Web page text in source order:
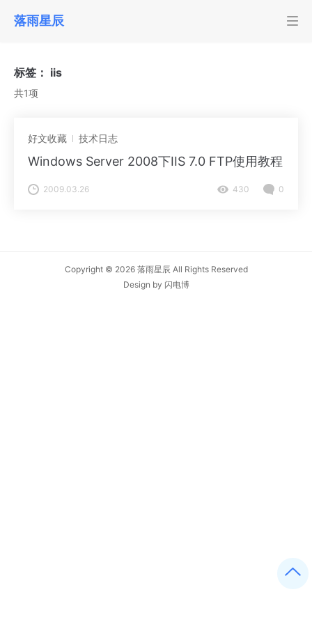
落雨星辰
标签： iis
共1项
好文收藏 技术日志
Windows Server 2008下IIS 7.0 FTP使用教程
2009.03.26 430 0
Copyright © 2026 落雨星辰 All Rights Reserved
Design by 闪电博